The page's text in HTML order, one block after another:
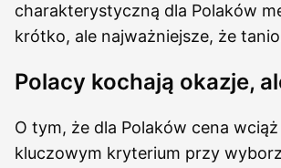
charakterystyczną dla Polaków
krótko, ale najważniejsze, że
Polacy kochają okazje,
O tym, że dla Polaków cena
kluczowym kryterium przy